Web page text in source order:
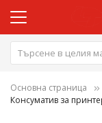
Основна страница
Консуматив за